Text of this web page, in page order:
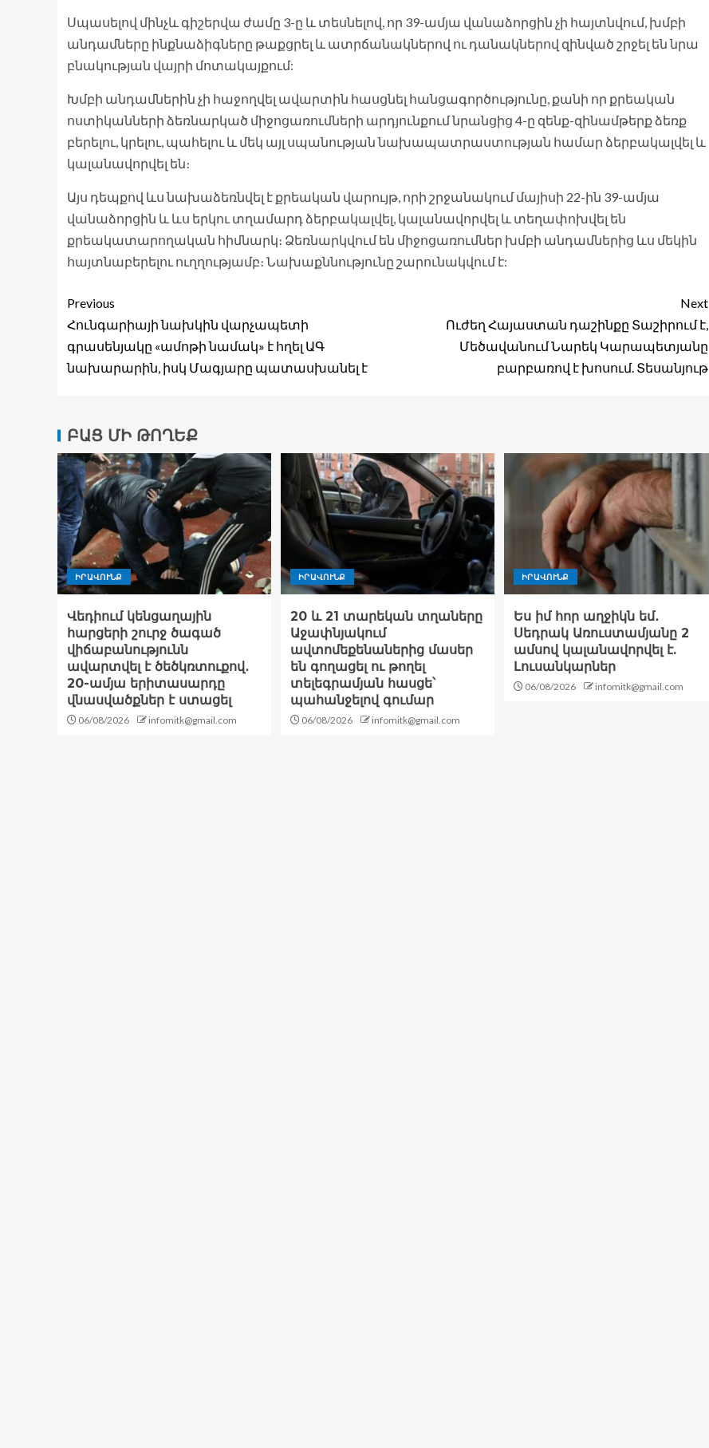
Սպասելով մինչև գիշերվա ժամը 3-ը և տեսնելով, որ 39-ամյա վանաձորցին չի հայտնվում, խմբի
անդամները ինքնաձիգները թաքցրել և ատրճանակներով ու դանակներով զինված շրջել են նրա
բնակության վայրի մոտակայքում:
Խմբի անդամներին չի հաջողվել ավարտին հասցնել հանցագործությունը, քանի որ քրեական
ոստիկանների ձեռնարկած միջոցառումների արդյունքում նրանցից 4-ը զենք-զինամթերք ձեռք
բերելու, կրելու, պահելու և մեկ այլ սպանության նախապատրաստության համար ձերբակալվել և
կալանավորվել են։
Այս դեպքով ևս նախաձեռնվել է քրեական վարույթ, որի շրջանակում մայիսի 22-ին 39-ամյա
վանաձորցին և ևս երկու տղամարդ ձերբակալվել, կալանավորվել և տեղափոխվել են
քրեակատարողական հիմնարկ։ Ձեռնարկվում են միջոցառումներ խմբի անդամներից ևս մեկին
հայտնաբերելու ուղղությամբ։ Նախաքննությունը շարունակվում է:
Previous
Հունգարիայի նախկին վարչապետի
գրասենյակը «ամոթի նամակ» է հղել ԱԳ
նախարարին, իսկ Մագյարը պատասխանել է
Next
Ուժեղ Հայաստան դաշինքը Տաշիրում է,
Մեծավանում Նարեկ Կարապետյանը
բարբառով է խոսում. Տեսանյութ
ԲԱՑ ՄԻ ԹՈՂԵՔ
ԻՐԱՎՈՒՆՔ
Վեդիում կենցաղային
հարցերի շուրջ ծագած
վիճաբանությունն
ավարտվել է ծեծկռտուքով․
20-ամյա երիտասարդը
վնասվածքներ է ստացել
06/08/2026 infomitk@gmail.com
ԻՐԱՎՈՒՆՔ
20 և 21 տարեկան տղաները
Աջափնյակում
ավտոմեքենաներից մասեր
են գողացել ու թողել
տելեգրամյան հասցե՝
պահանջելով գումար
06/08/2026 infomitk@gmail.com
ԻՐԱՎՈՒՆՔ
Ես իմ հոր աղջիկն եմ․
Սեդրակ Առուստամյանը 2
ամսով կալանավորվել է.
Լուսանկարներ
06/08/2026 infomitk@gmail.com